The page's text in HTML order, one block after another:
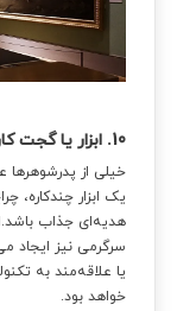
10. ابزار یا گجت کاربردی
خیلی از پدرشوهرها
یک ابزار
هدیه‌ای جذاب
سرگرمی نیز ایجاد
یا علاقه‌مند به
خواهد بود.